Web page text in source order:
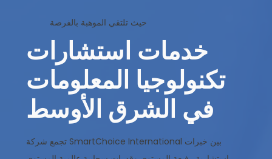
حيث تلتقي الموهبة بالفرصة
خدمات استشارات
تكنولوجيا المعلومات
في الشرق الأوسط
تجمع شركة SmartChoice International بين خبرات